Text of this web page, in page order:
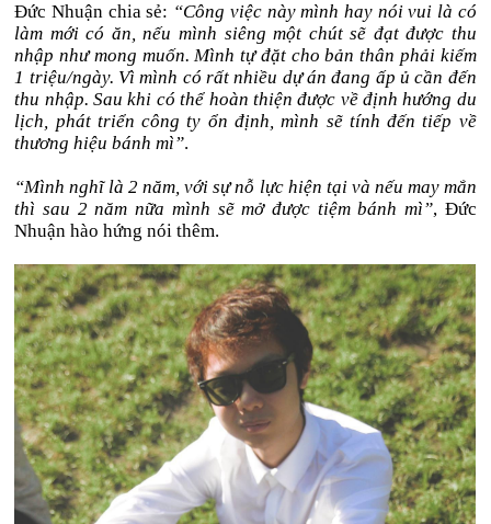
Đức Nhuận chia sẻ: “Công việc này mình hay nói vui là có
làm mới có ăn, nếu mình siêng một chút sẽ đạt được thu
nhập như mong muốn. Mình tự đặt cho bản thân phải kiếm
1 triệu/ngày. Vì mình có rất nhiều dự án đang ấp ủ cần đến
thu nhập. Sau khi có thể hoàn thiện được về định hướng du
lịch, phát triển công ty ổn định, mình sẽ tính đến tiếp về
thương hiệu bánh mì”.
“Mình nghĩ là 2 năm, với sự nỗ lực hiện tại và nếu may mắn
thì sau 2 năm nữa mình sẽ mở được tiệm bánh mì”, Đức
Nhuận hào hứng nói thêm.